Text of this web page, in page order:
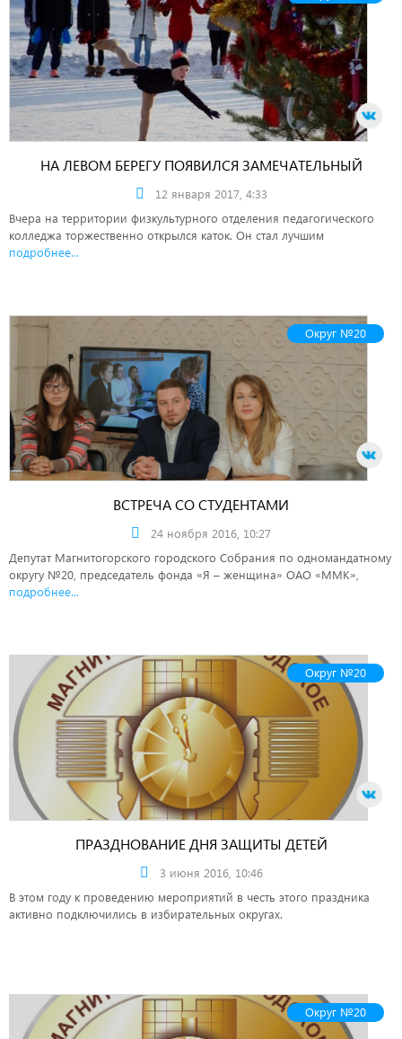
НА ЛЕВОМ БЕРЕГУ ПОЯВИЛСЯ ЗАМЕЧАТЕЛЬНЫЙ
12 января 2017, 4:33
Вчера на территории физкультурного отделения педагогического
колледжа торжественно открылся каток. Он стал лучшим
подробнее...
Округ №20
ВСТРЕЧА СО СТУДЕНТАМИ
24 ноября 2016, 10:27
Депутат Магнитогорского городского Собрания по одномандатному
округу №20, председатель фонда «Я – женщина» ОАО «ММК»,
подробнее...
Округ №20
ПРАЗДНОВАНИЕ ДНЯ ЗАЩИТЫ ДЕТЕЙ
3 июня 2016, 10:46
В этом году к проведению мероприятий в честь этого праздника
активно подключились в избирательных округах.
Округ №20